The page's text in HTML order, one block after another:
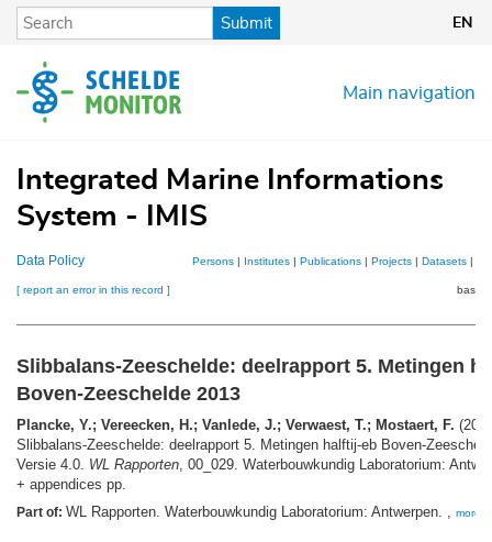
Skip
content
Submit EN
Main navigation
Integrated Marine Informations
System - IMIS
Data Policy Persons | Institutes | Publications | Projects | Datasets |
[ report an error in this record ]
Slibbalans-Zeeschelde: deelrapport 5. Metingen
Boven-Zeeschelde 2013
Plancke, Y.; Vereecken, H.; Vanlede, J.; Verwaest, T.; Mostaert, F.
Slibbalans-Zeeschelde: deelrapport 5. Metingen halftij-eb Boven-
Versie 4.0. WL Rapporten, 00_029. Waterbouwkundig Laboratorium:
+ appendices pp.
Part of: WL Rapporten. Waterbouwkundig Laboratorium: Antwerpen. , more